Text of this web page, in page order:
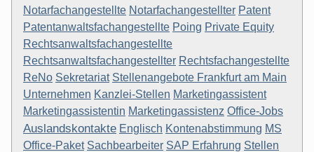
Notarfachangestellte Notarfachangestellter Patent
Patentanwaltsfachangestellte Poing Private Equity
Rechtsanwaltsfachangestellte
Rechtsanwaltsfachangestellter Rechtsfachangestellte
ReNo Sekretariat Stellenangebote Frankfurt am Main
Unternehmen Kanzlei-Stellen Marketingassistent
Marketingassistentin Marketingassistenz Office-Jobs
Auslandskontakte Englisch Kontenabstimmung MS
Office-Paket Sachbearbeiter SAP Erfahrung Stellen